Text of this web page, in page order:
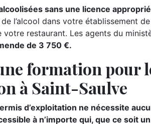
sans une licence
l’alcool dans votre établissement
restaurant. Les agents du
de 3 750 €.
formation pour
à Saint-Saulve
d’exploitation ne nécessite
à n’importe qui, que ce soit